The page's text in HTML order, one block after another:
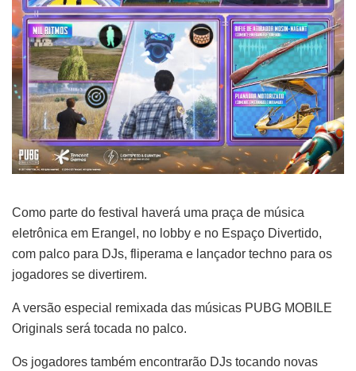
Como parte do festival haverá uma praça de música
eletrônica em Erangel, no lobby e no Espaço Divertido,
com palco para DJs, fliperama e lançador techno para os
jogadores se divertirem.
A versão especial remixada das músicas PUBG MOBILE
Originals será tocada no palco.
Os jogadores também encontrarão DJs tocando novas